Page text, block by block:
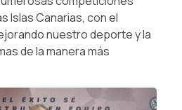
Islas Canarias, con el
nuestro deporte y la
de la manera más